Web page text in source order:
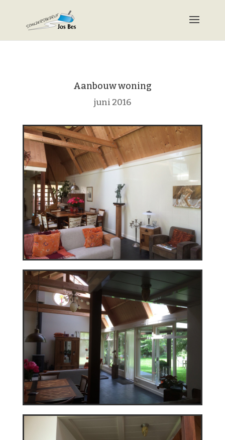
Aanbouw woning
juni 2016